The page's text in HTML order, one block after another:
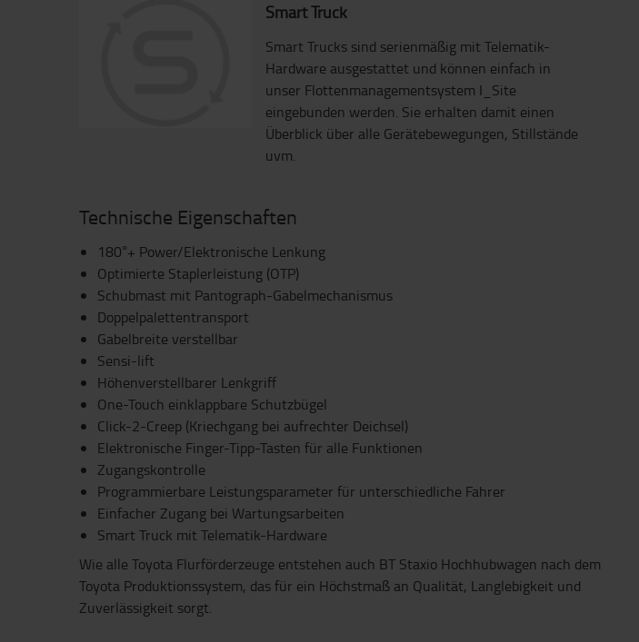
Smart Truck
Smart Trucks sind serienmäßig mit Telematik-
Hardware ausgestattet und können einfach in
unser Flottenmanagementsystem I_Site
eingebunden werden. Sie erhalten damit einen
Überblick über alle Gerätebewegungen, Stillstände
uvm.
Technische Eigenschaften
180°+ Power/Elektronische Lenkung
Optimierte Staplerleistung (OTP)
Schubmast mit Pantograph-Gabelmechanismus
Doppelpalettentransport
Gabelbreite verstellbar
Sensi-lift
Höhenverstellbarer Lenkgriff
One-Touch einklappbare Schutzbügel
Click-2-Creep (Kriechgang bei aufrechter Deichsel)
Elektronische Finger-Tipp-Tasten für alle Funktionen
Zugangskontrolle
Programmierbare Leistungsparameter für unterschiedliche Fahrer
Einfacher Zugang bei Wartungsarbeiten
Smart Truck mit Telematik-Hardware
Wie alle Toyota Flurförderzeuge entstehen auch BT Staxio Hochhubwagen nach dem
Toyota Produktionssystem, das für ein Höchstmaß an Qualität, Langlebigkeit und
Zuverlässigkeit sorgt.